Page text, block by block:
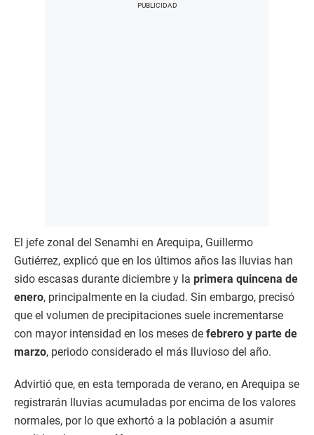
El jefe zonal del Senamhi en Arequipa, Guillermo
Gutiérrez, explicó que en los últimos años las lluvias han
sido escasas durante diciembre y la primera quincena de
enero, principalmente en la ciudad. Sin embargo, precisó
que el volumen de precipitaciones suele incrementarse
con mayor intensidad en los meses de febrero y parte de
marzo, periodo considerado el más lluvioso del año.
Advirtió que, en esta temporada de verano, en Arequipa se
registrarán lluvias acumuladas por encima de los valores
normales, por lo que exhortó a la población a asumir